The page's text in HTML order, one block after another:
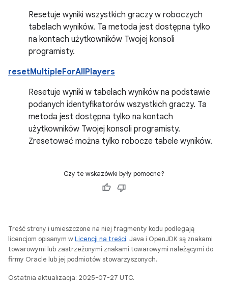
Resetuje wyniki wszystkich graczy w roboczych
tabelach wyników. Ta metoda jest dostępna tylko
na kontach użytkowników Twojej konsoli
programisty.
resetMultipleForAllPlayers
Resetuje wyniki w tabelach wyników na podstawie
podanych identyfikatorów wszystkich graczy. Ta
metoda jest dostępna tylko na kontach
użytkowników Twojej konsoli programisty.
Zresetować można tylko robocze tabele wyników.
Czy te wskazówki były pomocne?
Treść strony i umieszczone na niej fragmenty kodu podlegają
licencjom opisanym wLicencji na treści. Java i OpenJDK są znakami
towarowymi lub zastrzeżonymi znakami towarowymi należącymi do
firmy Oracle lub jej podmiotów stowarzyszonych.
Ostatnia aktualizacja: 2025-07-27 UTC.